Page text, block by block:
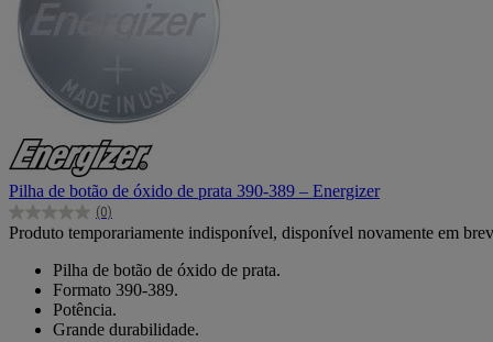
Pilha de botão de óxido de prata 390-389 – Energizer
(0)
0.0
em
estrelas.
Produto temporariamente indisponível, disponível novamente em
Pilha de botão de óxido de prata.
Formato 390-389.
Potência.
Grande durabilidade.